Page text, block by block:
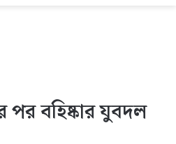
বহিষ্কার যুবদল